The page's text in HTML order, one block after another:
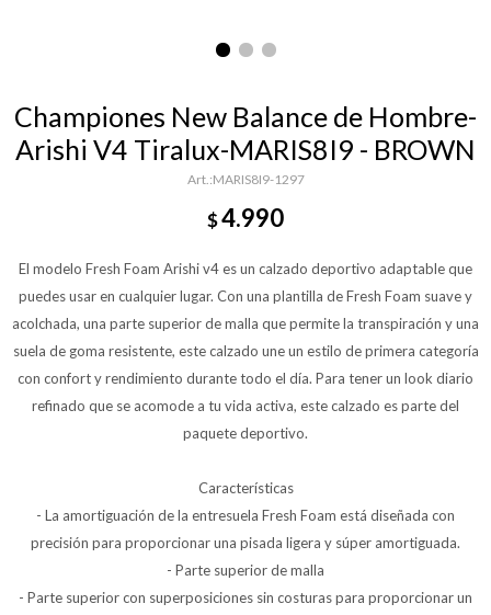
Championes New Balance de Hombre-
Arishi V4 Tiralux-MARIS8I9 - BROWN
MARIS8I9-1297
$4.990
El modelo Fresh Foam Arishi v4 es un calzado deportivo adaptable que
puedes usar en cualquier lugar. Con una plantilla de Fresh Foam suave y
acolchada, una parte superior de malla que permite la transpiración y una
suela de goma resistente, este calzado une un estilo de primera categoría
con confort y rendimiento durante todo el día. Para tener un look diario
refinado que se acomode a tu vida activa, este calzado es parte del
paquete deportivo.
Características
- La amortiguación de la entresuela Fresh Foam está diseñada con
precisión para proporcionar una pisada ligera y súper amortiguada.
- Parte superior de malla
- Parte superior con superposiciones sin costuras para proporcionar un